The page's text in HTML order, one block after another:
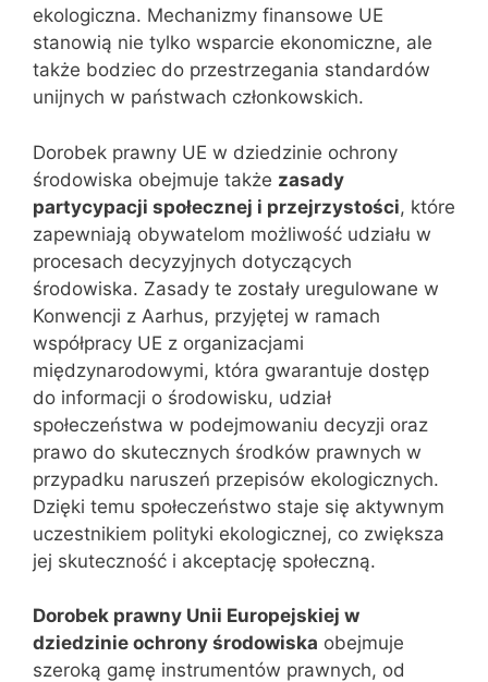
ekologiczna. Mechanizmy finansowe UE
stanowią nie tylko wsparcie ekonomiczne, ale
także bodziec do przestrzegania standardów
unijnych w państwach członkowskich.
Dorobek prawny UE w dziedzinie ochrony
środowiska obejmuje także zasady
partycypacji społecznej i przejrzystości, które
zapewniają obywatelom możliwość udziału w
procesach decyzyjnych dotyczących
środowiska. Zasady te zostały uregulowane w
Konwencji z Aarhus, przyjętej w ramach
współpracy UE z organizacjami
międzynarodowymi, która gwarantuje dostęp
do informacji o środowisku, udział
społeczeństwa w podejmowaniu decyzji oraz
prawo do skutecznych środków prawnych w
przypadku naruszeń przepisów ekologicznych.
Dzięki temu społeczeństwo staje się aktywnym
uczestnikiem polityki ekologicznej, co zwiększa
jej skuteczność i akceptację społeczną.
Dorobek prawny Unii Europejskiej w
dziedzinie ochrony środowiska obejmuje
szeroką gamę instrumentów prawnych, od